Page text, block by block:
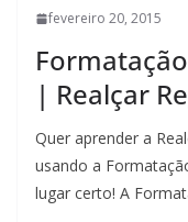
fevereiro 20, 2015
| Realçar
Quer aprender a
usando a
lugar certo! A